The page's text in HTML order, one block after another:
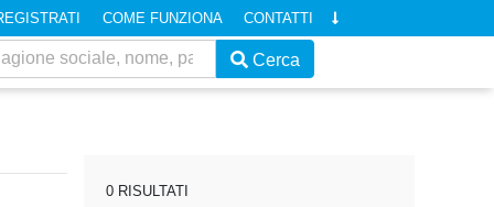
0 RISULTATI
COME FUNZIONA CONTATTI
Cerca